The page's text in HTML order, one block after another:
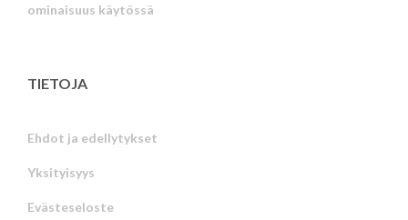
ominaisuus käytössä
TIETOJA
Ehdot ja edellytykset
Yksityisyys
Evästeseloste